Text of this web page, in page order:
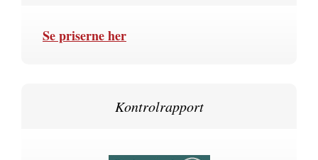
Se priserne her
Kontrolrapport